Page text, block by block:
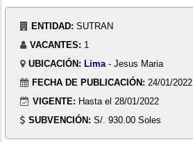
ENTIDAD: SUTRAN
VACANTES: 1
UBICACIÓN: Lima - Jesus Maria
FECHA DE PUBLICACIÓN: 24/01/2022
VIGENTE: Hasta el 28/01/2022
SUBVENCIÓN: S/. 930.00 Soles